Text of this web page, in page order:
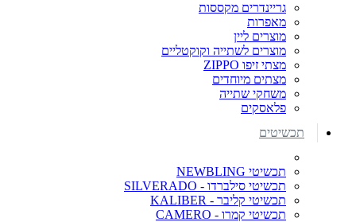
גריינדרים מקססות
מאפרות
מוצרים ליין
מוצרים לשתייה וקוקטליים
מצתי זיפו ZIPPO
מצתים מיוחדים
משחקי שתייה
פלאסקים
תכשיטים
תכשיטי NEWBLING
תכשיטי סילברדו - SILVERADO
תכשיטי קליבר - KALIBER
תכשיטי קמרו - CAMERO